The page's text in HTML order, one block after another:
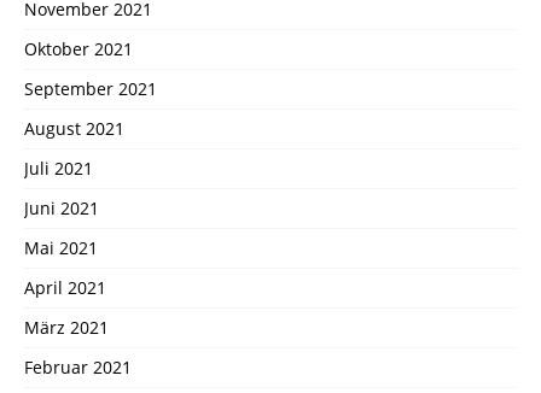
November 2021
Oktober 2021
September 2021
August 2021
Juli 2021
Juni 2021
Mai 2021
April 2021
März 2021
Februar 2021